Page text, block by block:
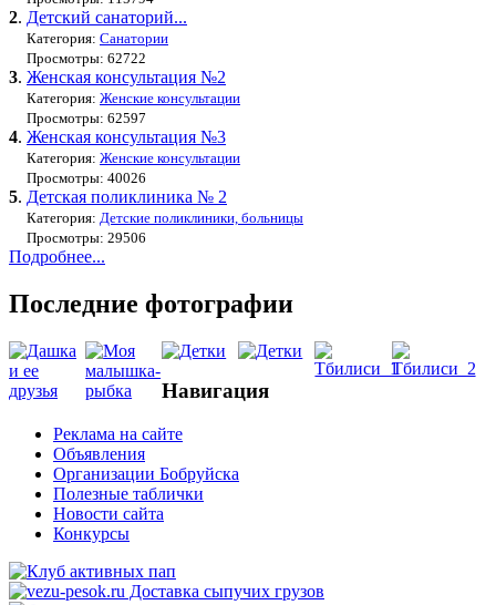
2. Детский санаторий...
Категория: Санатории
Просмотры: 62722
3. Женская консультация №2
Категория: Женские консультации
Просмотры: 62597
4. Женская консультация №3
Категория: Женские консультации
Просмотры: 40026
5. Детская поликлиника № 2
Категория: Детские поликлиники, больницы
Просмотры: 29506
Подробнее...
Последние фотографии
Навигация
Реклама на сайте
Объявления
Организации Бобруйска
Полезные таблички
Новости сайта
Конкурсы